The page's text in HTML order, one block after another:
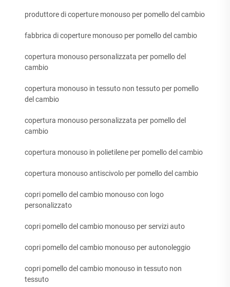
produttore di coperture monouso per pomello del cambio
fabbrica di coperture monouso per pomello del cambio
copertura monouso personalizzata per pomello del
cambio
copertura monouso in tessuto non tessuto per pomello
del cambio
copertura monouso personalizzata per pomello del
cambio
copertura monouso in polietilene per pomello del cambio
copertura monouso antiscivolo per pomello del cambio
copri pomello del cambio monouso con logo
personalizzato
copri pomello del cambio monouso per servizi auto
copri pomello del cambio monouso per autonoleggio
copri pomello del cambio monouso in tessuto non
tessuto